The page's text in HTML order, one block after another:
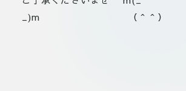
_)m （＾＾）